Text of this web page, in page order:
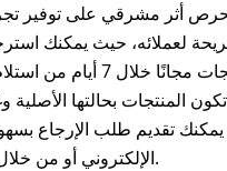
على كوبونات وخصومات
أثر مشرقي على توفير
لعملائه، حيث يمكنك
المنتجات مجانًا خلال
المنتجات بحالتها
يمكنك تقديم طلب الإرجاع
الإلكتروني أو من خلال خدمة العملاء.